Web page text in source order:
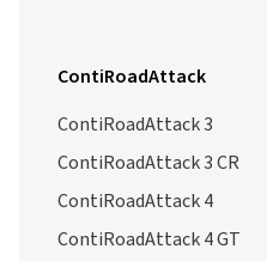
ContiRoadAttack
ContiRoadAttack 3
ContiRoadAttack 3 CR
ContiRoadAttack 4
ContiRoadAttack 4 GT